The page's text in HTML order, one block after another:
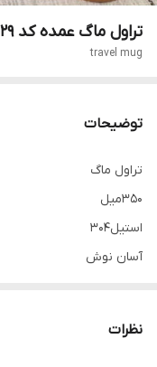
تراول ماگ عمده کد om29
travel mug
توضیحات
تراول ماگ
350میل
استیل304
آسان نوش
نظرات